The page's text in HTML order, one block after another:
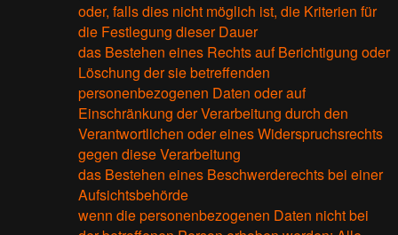
oder, falls dies nicht möglich ist, die Kriterien für
die Festlegung dieser Dauer
das Bestehen eines Rechts auf Berichtigung oder
Löschung der sie betreffenden
personenbezogenen Daten oder auf
Einschränkung der Verarbeitung durch den
Verantwortlichen oder eines Widerspruchsrechts
gegen diese Verarbeitung
das Bestehen eines Beschwerderechts bei einer
Aufsichtsbehörde
wenn die personenbezogenen Daten nicht bei